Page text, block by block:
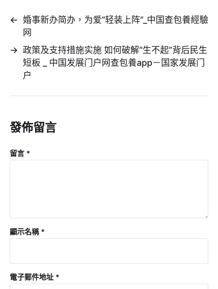
← 婚事新办简办，为爱“轻装上阵”_中国查包養經驗
网
→ 政策及支持措施实施 如何破解“生不起”背后民生
短板 _ 中国发展门户网查包養app－国家发展门
户
發佈留言
留言 *
顯示名稱 *
電子郵件地址 *